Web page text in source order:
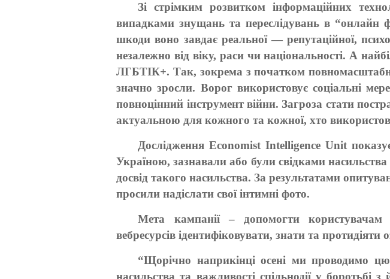
Зі стрімким розвитком інформаційних
випадками знущань та переслідувань в “онлайн
шкоди воно завдає реальної — репутаційної,
незалежно від віку, раси чи національності. А
ЛГБТІК+. Так, зокрема з початком
значно зросли. Ворог використовує соціальні
повноцінний інструмент війни. Загроза стати
актуальною для кожного та кожної, хто
Дослідження Economist Intelligence Unit
Україною, зазнавали або були свідками
досвід такого насильства. За результатами
просили надіслати свої інтимні фото.
Мета кампанії – допомогти користувачам
вебресурсів ідентифіковувати, знати та
“Щорічно наприкінці осені ми проводимо
насильства та важливості спільнодії у боротьбі